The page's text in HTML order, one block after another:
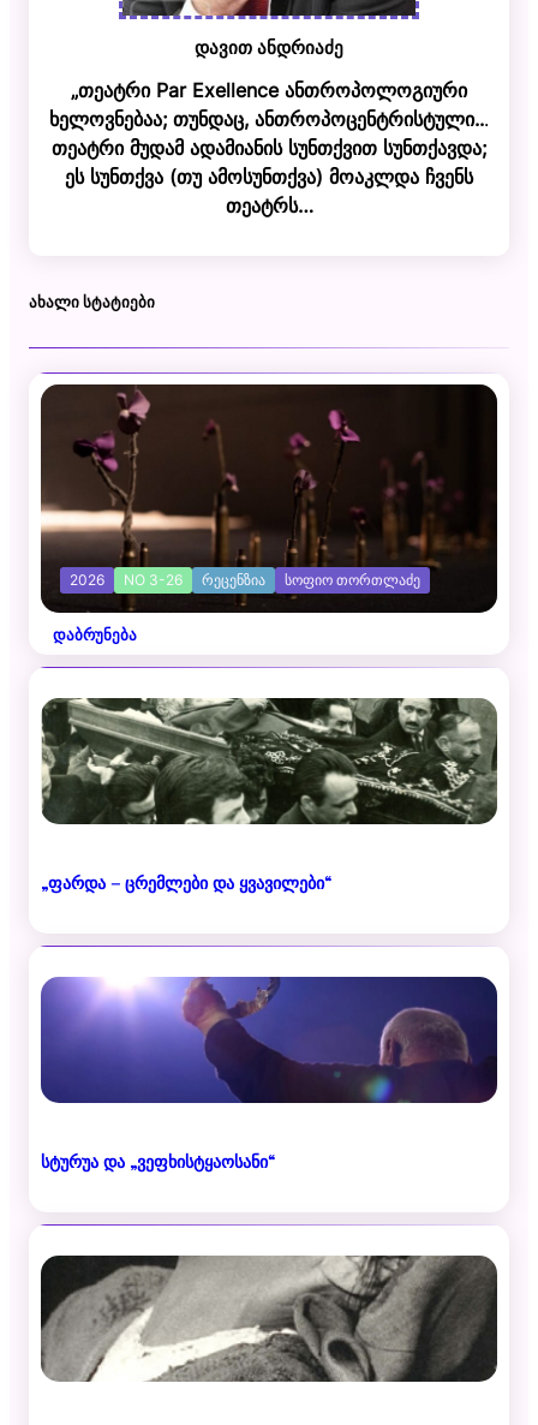
დავით ანდრიაძე
„თეატრი Par Exellence ანთროპოლოგიური
ხელოვნებაა; თუნდაც, ანთროპოცენტრისტული...
თეატრი მუდამ ადამიანის სუნთქვით სუნთქავდა;
ეს სუნთქვა (თუ ამოსუნთქვა) მოაკლდა ჩვენს
თეატრს…
ᲐᲮᲐᲚᲘ ᲡᲢᲐᲢᲘᲔᲑᲘ
2026 NO 3-26 ᲠᲔᲪᲔᲜᲖᲘᲐ ᲡᲝᲤᲘᲝ ᲗᲝᲠᲗᲚᲐᲫᲔ
დაბრუნება
„ფარდა – ცრემლები და ყვავილები“
სტურუა და „ვეფხისტყაოსანი“